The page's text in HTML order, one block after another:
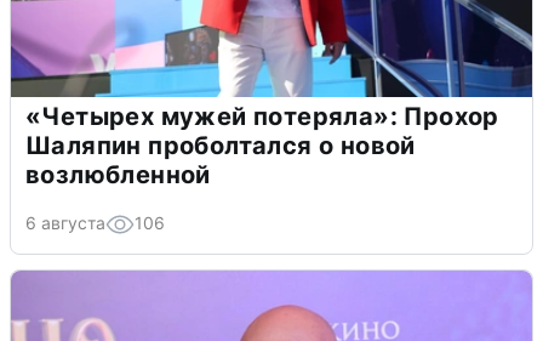
«Четырех мужей потеряла»: Прохор
Шаляпин проболтался о новой
возлюбленной
6 августа 106